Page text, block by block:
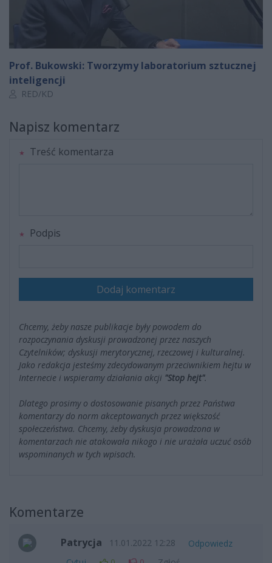
Prof. Bukowski: Tworzymy laboratorium sztucznej
inteligencji
Autor artykułu:
RED/KD
Napisz komentarz
Treść komentarza
Podpis
Dodaj komentarz
Chcemy, żeby nasze publikacje były powodem do
rozpoczynania dyskusji prowadzonej przez naszych
Czytelników; dyskusji merytorycznej, rzeczowej i kulturalnej.
Jako redakcja jesteśmy zdecydowanym przeciwnikiem hejtu w
Internecie i wspieramy działania akcji "Stop hejt".
Dlatego prosimy o dostosowanie pisanych przez Państwa
komentarzy do norm akceptowanych przez większość
społeczeństwa. Chcemy, żeby dyskusja prowadzona w
komentarzach nie atakowała nikogo i nie urażała uczuć osób
wspominanych w tych wpisach.
Komentarze
Patrycja 11.01.2022 12:28
Odpowiedz